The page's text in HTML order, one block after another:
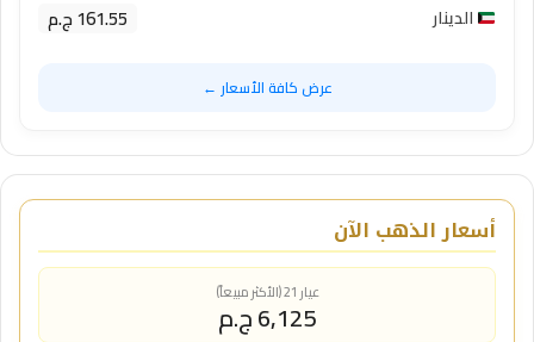
الدينار 161.55 ج.م
عرض كافة الأسعار ←
أسعار الذهب الآن
عيار 21 (الأكثر مبيعاً)
6,125 ج.م